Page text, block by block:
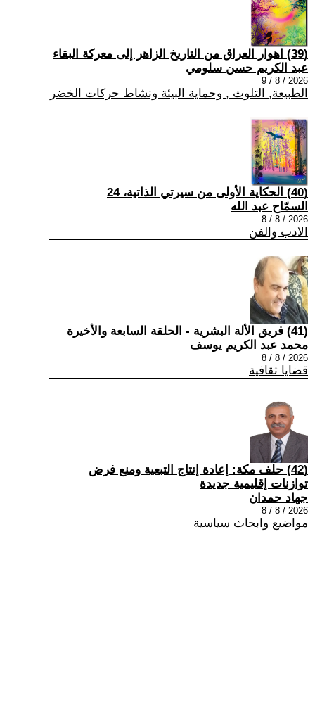
(39) اهوار العراق من التاريخ الزاهر إلى معركة البقاء
عبد الكريم حسن سلومي
2026 / 8 / 9
الطبيعة, التلوث , وحماية البيئة ونشاط حركات الخضر
(40) الحكاية الأولى من سيرتي الذاتية، 24
السمّاح عبد الله
2026 / 8 / 8
الادب والفن
(41) فريق الألة البشرية - الحلقة السابعة والأخيرة
محمد عبد الكريم يوسف
2026 / 8 / 8
قضايا ثقافية
(42) حلف مكة: إعادة إنتاج التبعية ومنع فرض
توازنات إقليمية جديدة
جهاد حمدان
2026 / 8 / 8
مواضيع وابحاث سياسية